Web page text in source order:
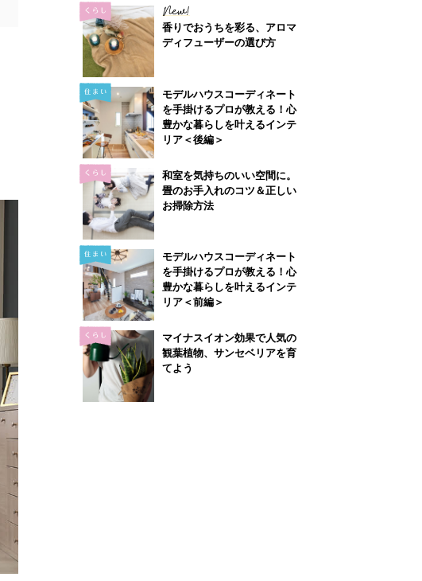
香りでおうちを彩る、アロマ
ディフューザーの選び方
モデルハウスコーディネート
を手掛けるプロが教える！心
豊かな暮らしを叶えるインテ
リア＜後編＞
和室を気持ちのいい空間に。
畳のお手入れのコツ＆正しい
お掃除方法
モデルハウスコーディネート
を手掛けるプロが教える！心
豊かな暮らしを叶えるインテ
リア＜前編＞
マイナスイオン効果で人気の
観葉植物、サンセベリアを育
てよう